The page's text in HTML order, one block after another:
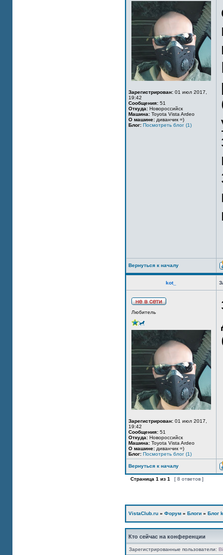
Зарегистрирован: 01 июл 2017,
19:42
Сообщения: 51
Откуда: Новороссийск
Машина: Toyota Vista Ardeo
О машине: диванчик =)
Блог: Посмотреть блог (1)
Вернуться к началу
kot_
Любитель
Зарегистрирован: 01 июл 2017,
19:42
Сообщения: 51
Откуда: Новороссийск
Машина: Toyota Vista Ardeo
О машине: диванчик =)
Блог: Посмотреть блог (1)
Вернуться к началу
Страница 1 из 1 [ 8 ответов ]
VistaClub.ru » Форум » Блоги » Блог
Кто сейчас на конференции
Зарегистрированные пользователи: